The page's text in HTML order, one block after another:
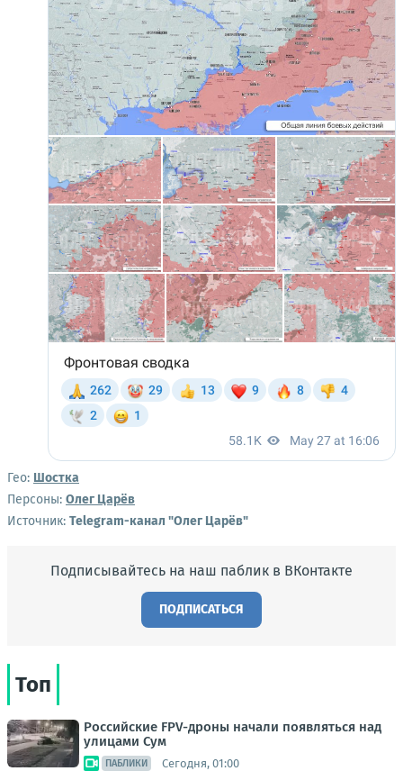
Гео: Шостка
Персоны: Олег Царёв
Источник: Telegram-канал "Олег Царёв"
Подписывайтесь на наш паблик в ВКонтакте
ПОДПИСАТЬСЯ
Топ
Российские FPV-дроны начали появляться над
улицами Сум
ПАБЛИКИ Сегодня, 01:00